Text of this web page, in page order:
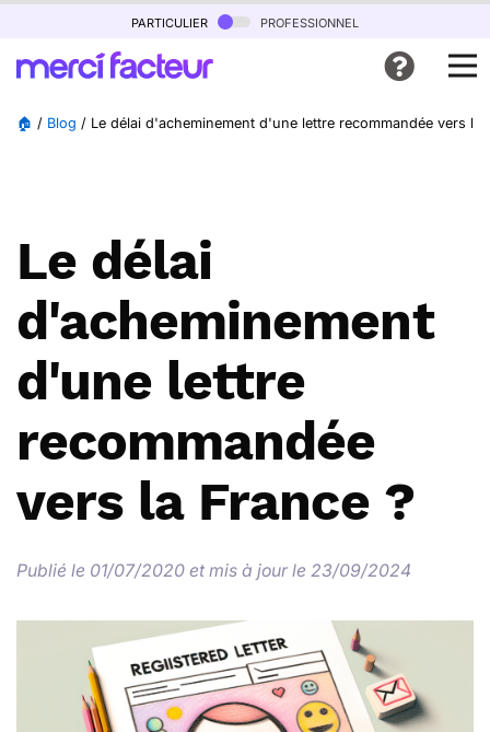
particulier professionnel
🏠 / Blog / Le délai d'acheminement d'une lettre recommandée vers la
Le délai
d'acheminement
d'une lettre
recommandée
vers la France ?
Publié le 01/07/2020 et mis à jour le 23/09/2024